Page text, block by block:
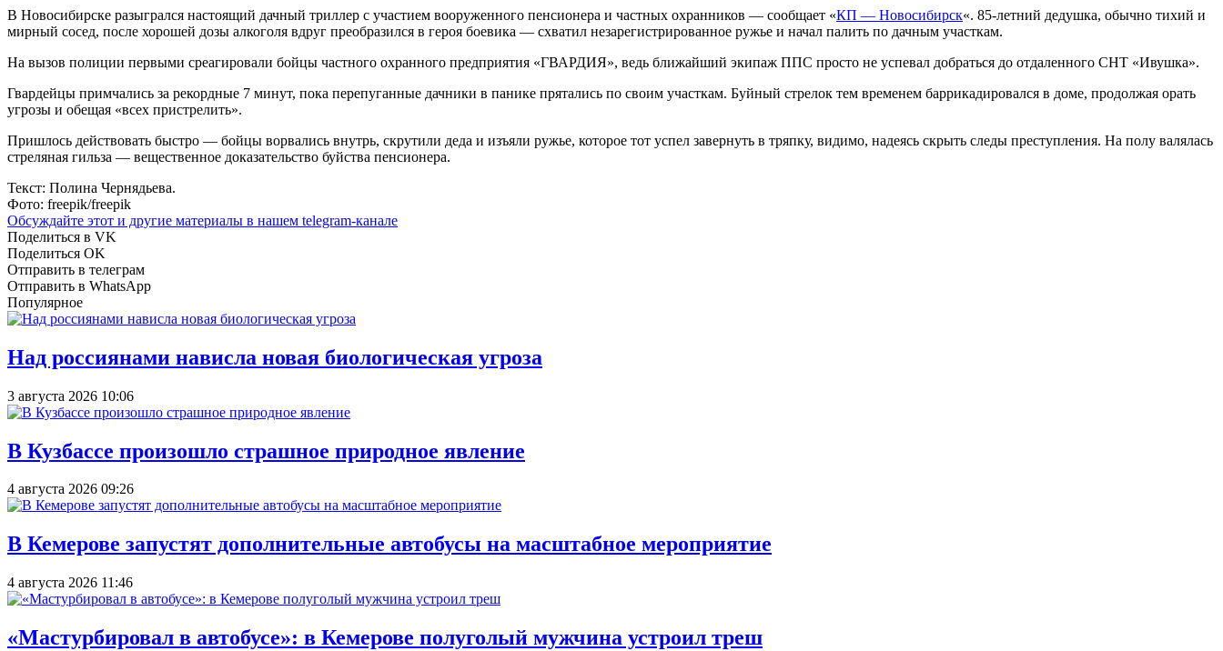
В Новосибирске разыгрался настоящий дачный триллер с участием вооруженного пенсионера и частных охранников — сообщает «КП — Новосибирск«. 85-летний дедушка, обычно тихий и
мирный сосед, после хорошей дозы алкоголя вдруг преобразился в героя боевика — схватил незарегистрированное ружье и начал палить по дачным участкам.
На вызов полиции первыми среагировали бойцы частного охранного предприятия «ГВАРДИЯ», ведь ближайший экипаж ППС просто не успевал добраться до отдаленного СНТ «Ивушка».
Гвардейцы примчались за рекордные 7 минут, пока перепуганные дачники в панике прятались по своим участкам. Буйный стрелок тем временем баррикадировался в доме, продолжая орать
угрозы и обещая «всех пристрелить».
Пришлось действовать быстро — бойцы ворвались внутрь, скрутили деда и изъяли ружье, которое тот успел завернуть в тряпку, видимо, надеясь скрыть следы преступления. На полу валялась
стреляная гильза — вещественное доказательство буйства пенсионера.
Текст: Полина Чернядьева.
Фото: freepik/freepik
Обсуждайте этот и другие материалы в нашем telegram-канале
Поделиться в VK
Поделиться OK
Отправить в телеграм
Отправить в WhatsApp
Популярное
Над россиянами нависла новая биологическая угроза
3 августа 2026 10:06
В Кузбассе произошло страшное природное явление
4 августа 2026 09:26
В Кемерове запустят дополнительные автобусы на масштабное мероприятие
4 августа 2026 11:46
«Мастурбировал в автобусе»: в Кемерове полуголый мужчина устроил треш